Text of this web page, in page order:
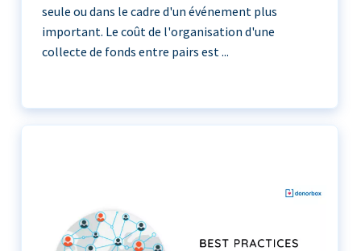
seule ou dans le cadre d'un événement plus
important. Le coût de l'organisation d'une
collecte de fonds entre pairs est ...